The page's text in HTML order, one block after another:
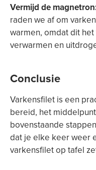
Vermijd de
raden we af om
warmen, omdat dit
verwarmen en
Conclusie
Varkensfilet is een
bereid, het
bovenstaande
dat je elke keer weer
varkensfilet op tafel